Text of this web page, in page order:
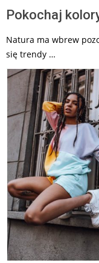
Pokochaj
Natura ma wbrew
się trendy …